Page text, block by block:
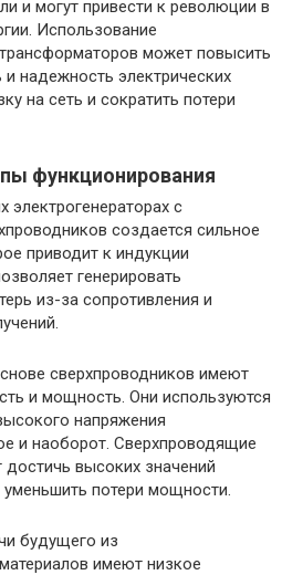
и могут привести к революции в
Использование
может повысить
надежность электрических
на сеть и сократить потери
функционирования
электрогенераторах с
создается сильное
приводит к индукции
генерировать
из-за сопротивления и
сверхпроводников имеют
и мощность. Они используются
напряжения
и наоборот. Сверхпроводящие
высоких значений
потери мощности.
будущего из
имеют низкое